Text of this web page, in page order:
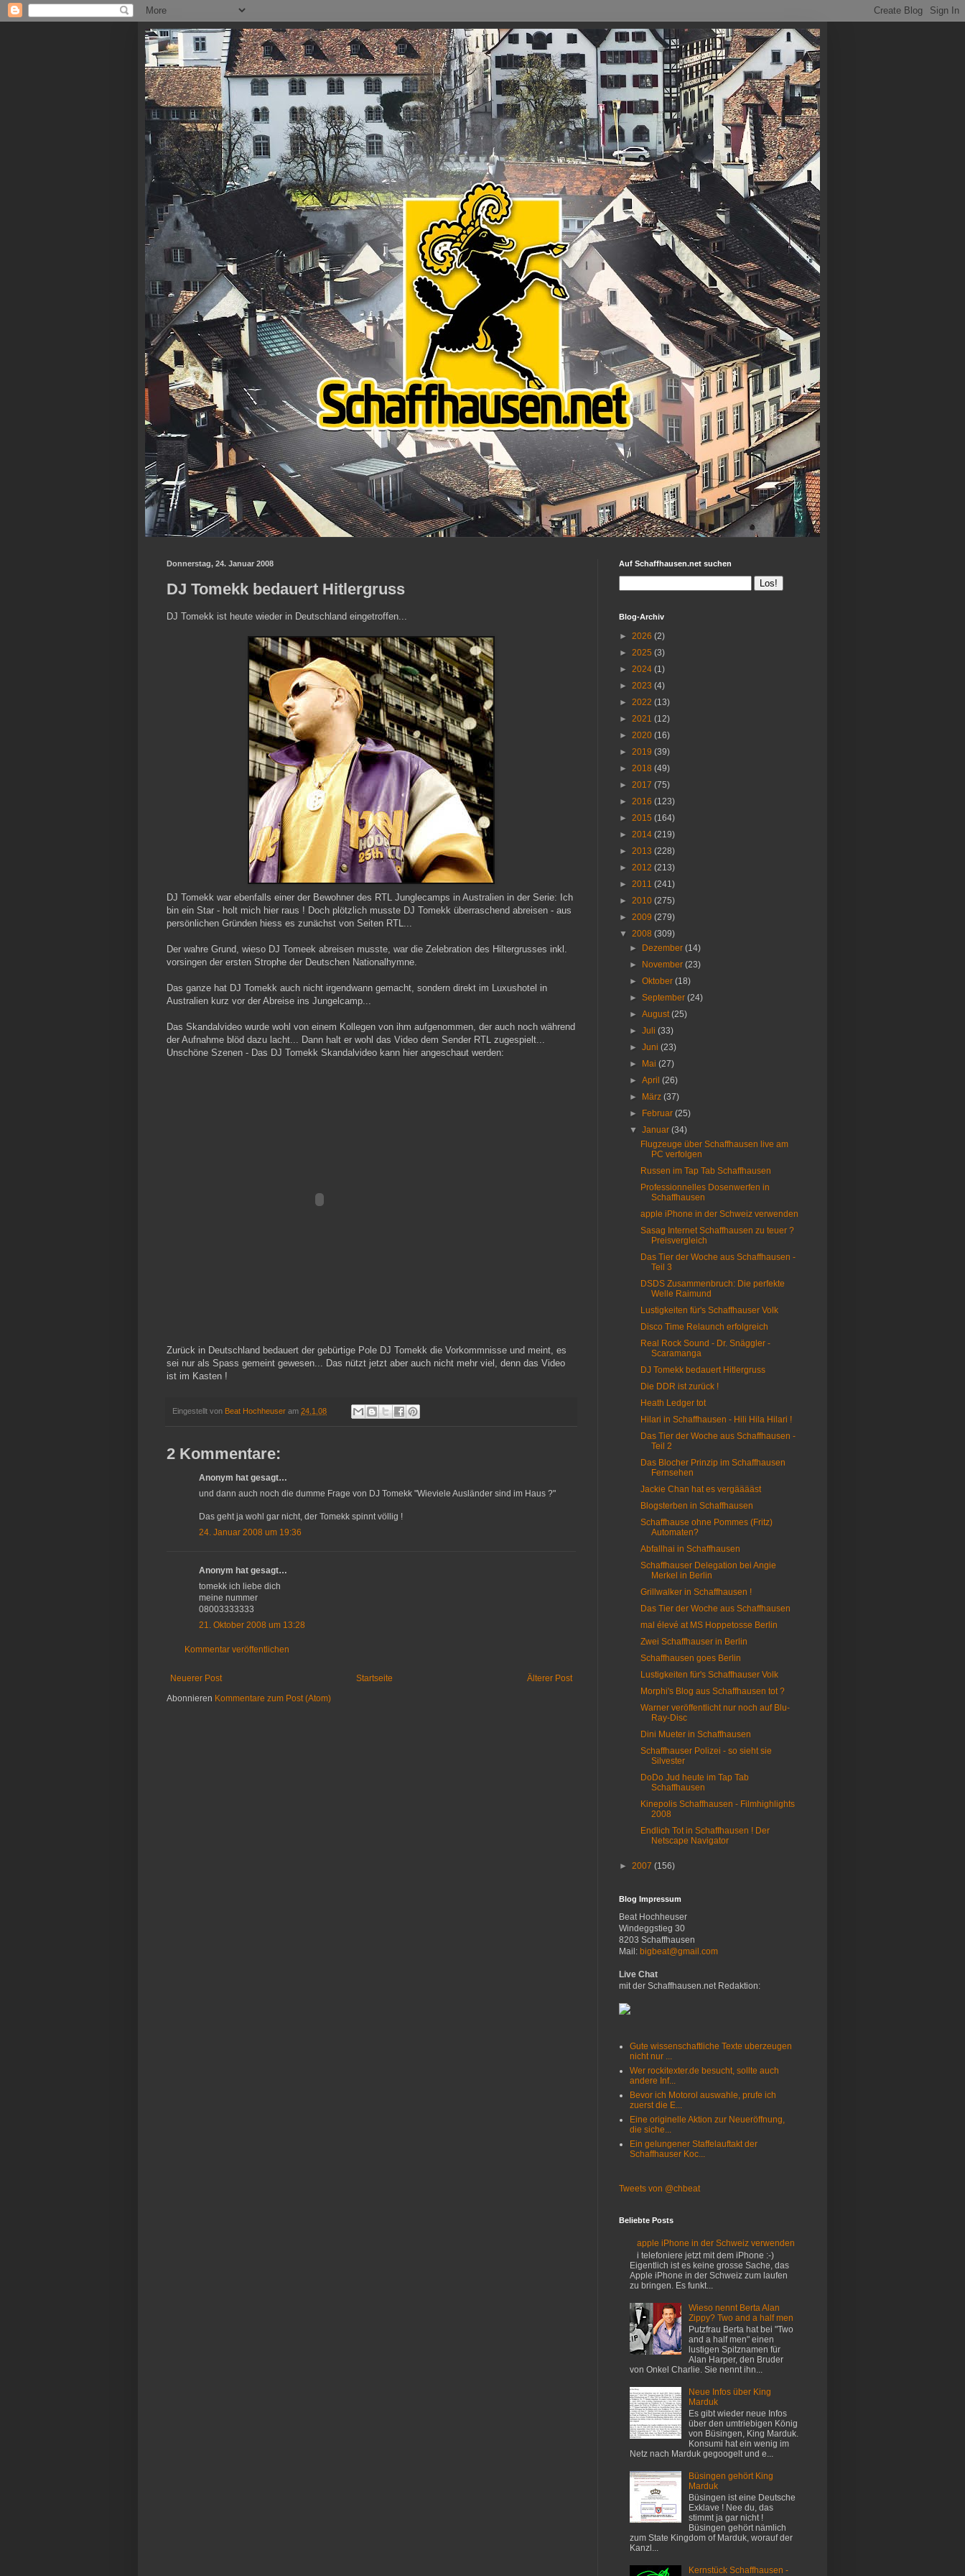
Donnerstag, 24. Januar 2008
DJ Tomekk bedauert Hitlergruss
DJ Tomekk ist heute wieder in Deutschland eingetroffen...
DJ Tomekk war ebenfalls einer der Bewohner des RTL Junglecamps in Australien in der Serie: Ich
bin ein Star - holt mich hier raus ! Doch plötzlich musste DJ Tomekk überraschend abreisen - aus
persönlichen Gründen hiess es zunächst von Seiten RTL...
Der wahre Grund, wieso DJ Tomeek abreisen musste, war die Zelebration des Hiltergrusses inkl.
vorsingen der ersten Strophe der Deutschen Nationalhymne.
Das ganze hat DJ Tomekk auch nicht irgendwann gemacht, sondern direkt im Luxushotel in
Australien kurz vor der Abreise ins Jungelcamp...
Das Skandalvideo wurde wohl von einem Kollegen von ihm aufgenommen, der auch noch während
der Aufnahme blöd dazu lacht... Dann halt er wohl das Video dem Sender RTL zugespielt...
Unschöne Szenen - Das DJ Tomekk Skandalvideo kann hier angeschaut werden:
Zurück in Deutschland bedauert der gebürtige Pole DJ Tomekk die Vorkommnisse und meint, es
sei nur als Spass gemeint gewesen... Das nützt jetzt aber auch nicht mehr viel, denn das Video
ist im Kasten !
Eingestellt von Beat Hochheuser am 24.1.08
2 Kommentare:
Anonym hat gesagt…
und dann auch noch die dumme Frage von DJ Tomekk "Wieviele Ausländer sind im Haus ?"
Das geht ja wohl gar nicht, der Tomekk spinnt völlig !
24. Januar 2008 um 19:36
Anonym hat gesagt…
tomekk ich liebe dich
meine nummer
08003333333
21. Oktober 2008 um 13:28
Kommentar veröffentlichen
Neuerer Post Älterer Post
Startseite
Abonnieren Kommentare zum Post (Atom)
Auf Schaffhausen.net suchen
Blog-Archiv
► 2026 (2)
► 2025 (3)
► 2024 (1)
► 2023 (4)
► 2022 (13)
► 2021 (12)
► 2020 (16)
► 2019 (39)
► 2018 (49)
► 2017 (75)
► 2016 (123)
► 2015 (164)
► 2014 (219)
► 2013 (228)
► 2012 (213)
► 2011 (241)
► 2010 (275)
► 2009 (279)
▼ 2008 (309)
►
Dezember(14)
►
November(23)
►Oktober(18)
►September(24)
►August(25)
►Juli(33)
►Juni(23)
►
Mai(27)
►April(26)
►
März(37)
►
Februar(25)
▼Januar(34)
Flugzeuge über Schaffhausen live am
PC verfolgen
Russen im Tap Tab Schaffhausen
Professionnelles Dosenwerfen in
Schaffhausen
apple iPhone in der Schweiz verwenden
Sasag Internet Schaffhausen zu teuer ?
Preisvergleich
Das Tier der Woche aus Schaffhausen -
Teil 3
DSDS Zusammenbruch: Die perfekte
Welle Raimund
Lustigkeiten für's Schaffhauser Volk
Disco Time Relaunch erfolgreich
Real Rock Sound - Dr. Snäggler -
Scaramanga
DJ Tomekk bedauert Hitlergruss
Die DDR ist zurück !
Heath Ledger tot
Hilari in Schaffhausen - Hili Hila Hilari !
Das Tier der Woche aus Schaffhausen -
Teil 2
Das Blocher Prinzip im Schaffhausen
Fernsehen
Jackie Chan hat es vergääääst
Blogsterben in Schaffhausen
Schaffhause ohne Pommes (Fritz)
Automaten?
Abfallhai in Schaffhausen
Schaffhauser Delegation bei Angie
Merkel in Berlin
Grillwalker in Schaffhausen !
Das Tier der Woche aus Schaffhausen
mal élevé at MS Hoppetosse Berlin
Zwei Schaffhauser in Berlin
Schaffhausen goes Berlin
Lustigkeiten für's Schaffhauser Volk
Morphi's Blog aus Schaffhausen tot ?
Warner veröffentlicht nur noch auf Blu-
Ray-Disc
Dini Mueter in Schaffhausen
Schaffhauser Polizei - so sieht sie
Silvester
DoDo Jud heute im Tap Tab
Schaffhausen
Kinepolis Schaffhausen - Filmhighlights
2008
Endlich Tot in Schaffhausen ! Der
Netscape Navigator
► 2007 (156)
Blog Impressum
Beat Hochheuser
Windeggstieg 30
8203 Schaffhausen
Mail: bigbeat@gmail.com
Live Chat
mit der Schaffhausen.net Redaktion:
Gute wissenschaftliche Texte uberzeugen
nicht nur ...
Wer rockitexter.de besucht, sollte auch
andere Inf...
Bevor ich Motorol auswahle, prufe ich
zuerst die E...
Eine originelle Aktion zur Neueröffnung,
die siche...
Ein gelungener Staffelauftakt der
Schaffhauser Koc...
Tweets von @chbeat
Beliebte Posts
apple iPhone in der Schweiz verwenden
i telefoniere jetzt mit dem iPhone :-)
Eigentlich ist es keine grosse Sache, das
Apple iPhone in der Schweiz zum laufen
zu bringen. Es funkt...
Wieso nennt Berta Alan
Zippy? Two and a half men
Putzfrau Berta hat bei "Two
and a half men" einen
lustigen Spitznamen für
Alan Harper, den Bruder
von Onkel Charlie. Sie nennt ihn...
Neue Infos über King
Marduk
Es gibt wieder neue Infos
über den umtriebigen König
von Büsingen, King Marduk.
Konsumi hat ein wenig im
Netz nach Marduk gegoogelt und e...
Büsingen gehört King
Marduk
Büsingen ist eine Deutsche
Exklave ! Nee du, das
stimmt ja gar nicht !
Büsingen gehört nämlich
zum State Kingdom of Marduk, worauf der
Kanzl...
Kernstück Schaffhausen -